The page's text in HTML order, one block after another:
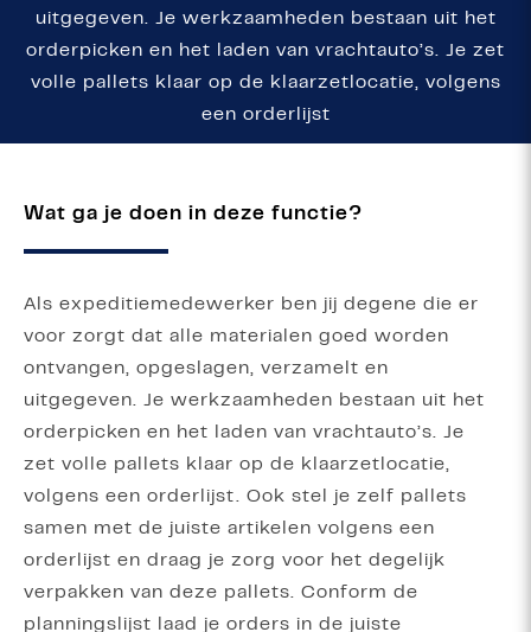
uitgegeven. Je werkzaamheden bestaan uit het
orderpicken en het laden van vrachtauto’s. Je zet
volle pallets klaar op de klaarzetlocatie, volgens
een orderlijst
Wat ga je doen in deze functie?
Als expeditiemedewerker ben jij degene die er
voor zorgt dat alle materialen goed worden
ontvangen, opgeslagen, verzamelt en
uitgegeven. Je werkzaamheden bestaan uit het
orderpicken en het laden van vrachtauto’s. Je
zet volle pallets klaar op de klaarzetlocatie,
volgens een orderlijst. Ook stel je zelf pallets
samen met de juiste artikelen volgens een
orderlijst en draag je zorg voor het degelijk
verpakken van deze pallets. Conform de
planningslijst laad je orders in de juiste